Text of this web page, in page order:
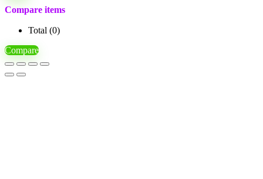
Compare items
Total (0)
Compare